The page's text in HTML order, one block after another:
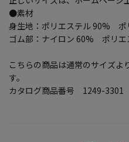
●素材
身生地：ポリエステル 90% ポ
ゴム部：ナイロン 60% ポリエ
こちらの商品は通常のサイズよ
す。
カタログ商品番号 1249-3301